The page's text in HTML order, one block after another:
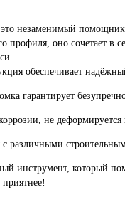
незаменимый помощник
оно сочетает в
обеспечивает
гарантирует
не
с различными
инструмент, который
приятнее!